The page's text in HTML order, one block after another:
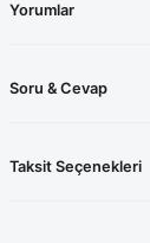
Yorumlar
Soru & Cevap
Taksit Seçenekleri